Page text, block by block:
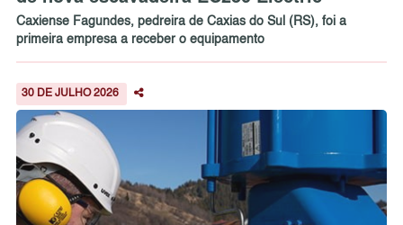
Caxiense Fagundes, pedreira de Caxias do Sul (RS), foi a
primeira empresa a receber o equipamento
30 DE JULHO 2026